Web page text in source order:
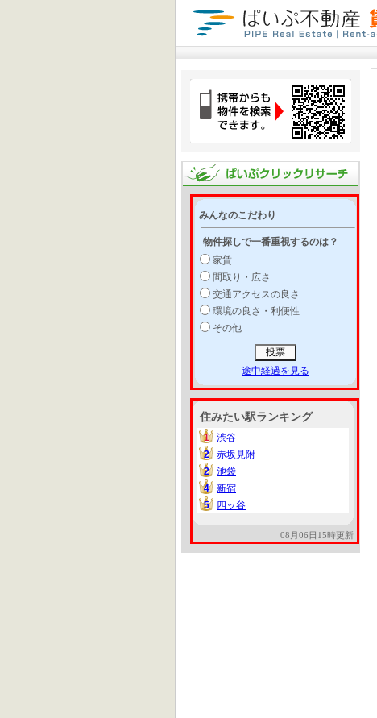
みんなのこだわり
物件探しで一番重視するのは？
家賃
間取り・広さ
交通アクセスの良さ
環境の良さ・利便性
その他
途中経過を見る
住みたい駅ランキング
1
1
渋谷
2
2
赤坂見附
2
2
池袋
4
4
新宿
5
5 四ッ谷
08月06日15時更新